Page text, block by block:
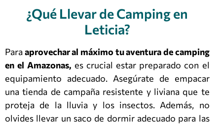
¿Qué Llevar de Camping en
Leticia?
Paraaprovechar al máximo tu aventura de camping
en el Amazonas, es crucial estar preparado con el
equipamiento adecuado. Asegúrate de empacar
una tienda de campaña resistente y liviana que te
proteja de la lluvia y los insectos. Además, no
olvides llevar un saco de dormir adecuado para las